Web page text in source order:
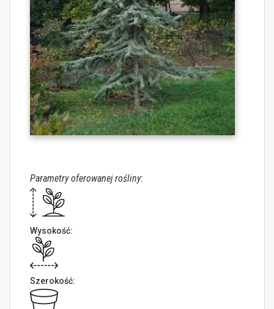
Parametry oferowanej rośliny:
Wysokość:
Szerokość: